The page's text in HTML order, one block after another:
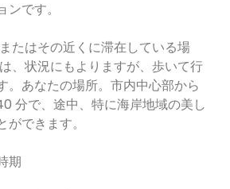
です。
たはその近くに滞在している場
、状況にもよりますが、歩いて行
。あなたの場所。市内中心部から
分で、途中、特に海岸地域の美し
できます。
期